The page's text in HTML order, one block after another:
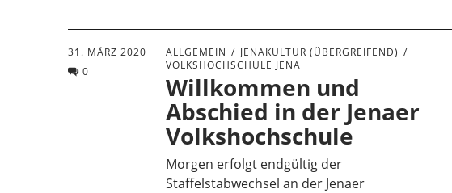
31. MÄRZ 2020
0
ALLGEMEIN
JENAKULTUR (ÜBERGREIFEND)
VOLKSHOCHSCHULE JENA
Willkommen und
Abschied in der Jenaer
Volkshochschule
Morgen erfolgt endgültig der
Staffelstabwechsel an der Jenaer